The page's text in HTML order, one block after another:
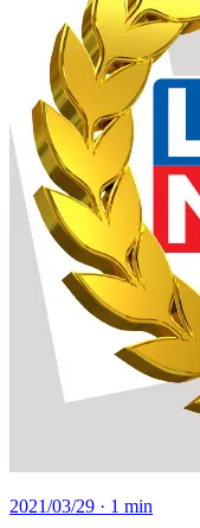
2021/03/29 · 1 min